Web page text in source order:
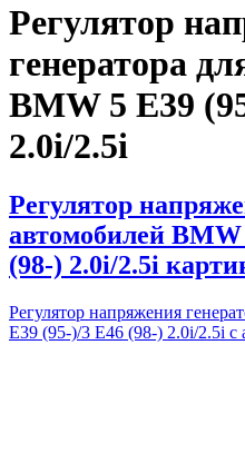
Регулятор
генератора
BMW 5 E39
2.0i/2.5i
Регулятор
автомобилей
(98-) 2.0i/2.5i
Регулятор напряжения
E39 (95-)/3 E46 (98-) 2.0i/2.5i с